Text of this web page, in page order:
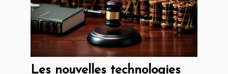
Les nouvelles technologies